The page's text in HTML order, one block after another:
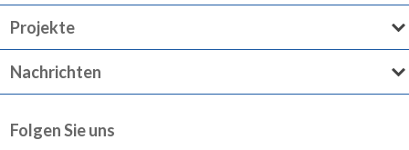
Projekte
Nachrichten
Folgen Sie uns